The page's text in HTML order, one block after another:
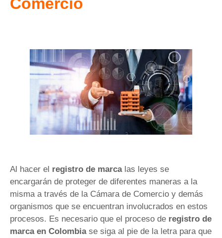
Al hacer el registro de marcalas leyes se
encargarán de proteger de diferentes maneras a la
misma a través de la Cámara de Comercio y demás
organismos que se encuentran involucrados en estos
procesos. Es necesario que el proceso de registro de
marca en Colombiase siga al pie de la letra para que